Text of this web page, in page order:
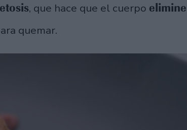
, que hace que el cuerpo elimine
quemar.